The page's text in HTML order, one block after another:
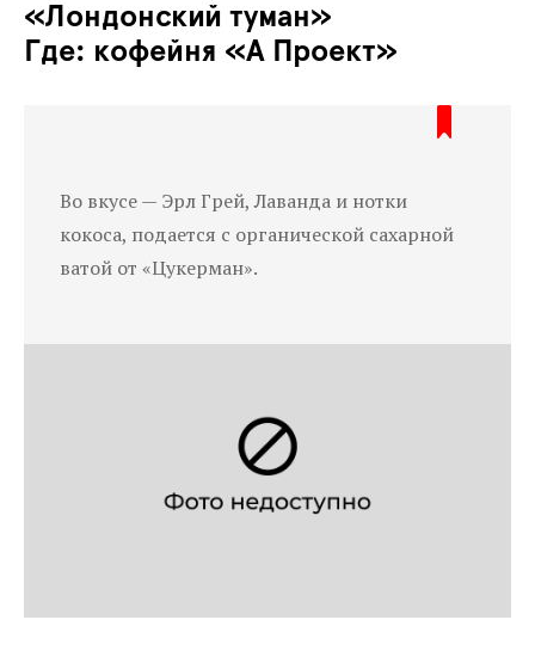
«Лондонский туман»
Где: кофейня «А Проект»
Во вкусе — Эрл Грей, Лаванда и нотки
кокоса, подается с органической сахарной
ватой от «Цукерман».